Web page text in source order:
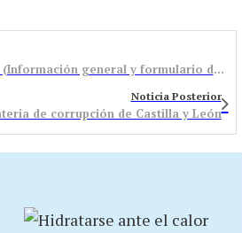
Abierta la inscripción para las Escuelas Deportivas de Bembibre 2024/2025 (Información general y formulario descargable en la noticia)
Noticia Posterior
de corrupción de Castilla y León